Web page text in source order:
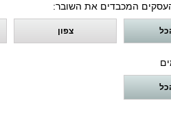
המכבדים את השובר:
צפון